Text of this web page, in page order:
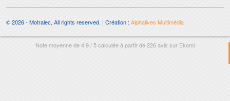
© 2026 - Motralec, All rights reserved. | Création :Alphalives Multimédia
Note moyenne de4.9/5calculée à partir de226avis sur Ekomi